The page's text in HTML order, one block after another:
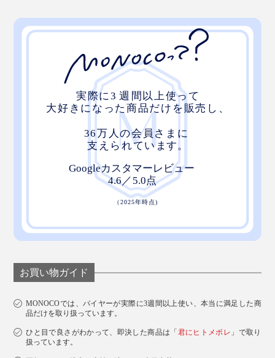
外れたら、パーツを重ねて押し込むことで、再びロッ
ク。軽くねじれば、パーツは外れるので、着け外し自由
付属のストラップには、万が一の時に分割して外れる、プラスチック製のセーフ
け閉めできるスイベル式のストラップも使えます。
お買い物ガイド
MONOCOでは、バイヤーが実際に3週間以上使い、本当に満足した商
品だけを取り扱っています。
ひと目で良さがわかって、即決した商品は「 君にヒトメボレ 」で取り
扱っています。